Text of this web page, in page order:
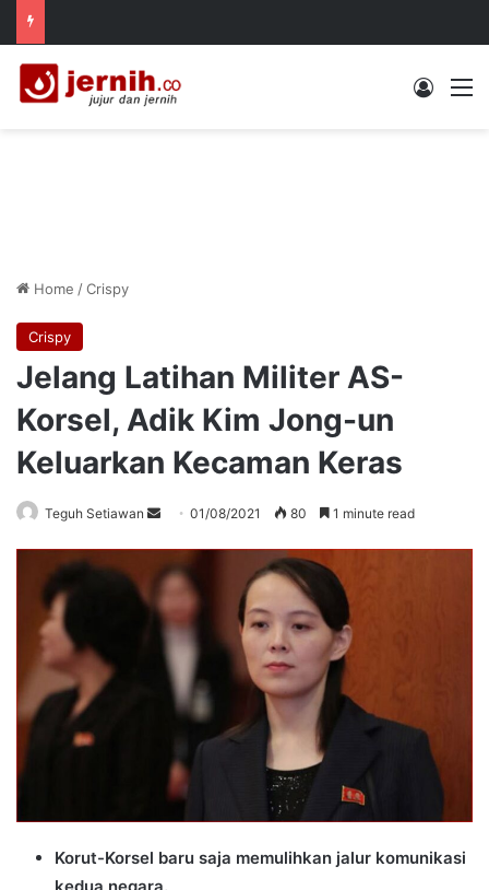
Log In
Home /Crispy
Crispy
Jelang Latihan Militer AS-
Korsel, Adik Kim Jong-un
Keluarkan Kecaman Keras
Teguh Setiawan
Send
email
01/08/2021 80 1 minute read
Korut-Korsel baru saja memulihkan jalur komunikasi
kedua negara.